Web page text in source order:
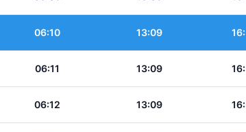
06:10 13:09
06:11 13:09
06:12 13:09